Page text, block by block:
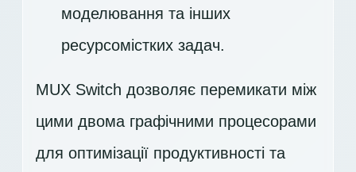
моделювання та інших
ресурсомістких задач.
MUX Switch дозволяє перемикати між
цими двома графічними процесорами
для оптимізації продуктивності та